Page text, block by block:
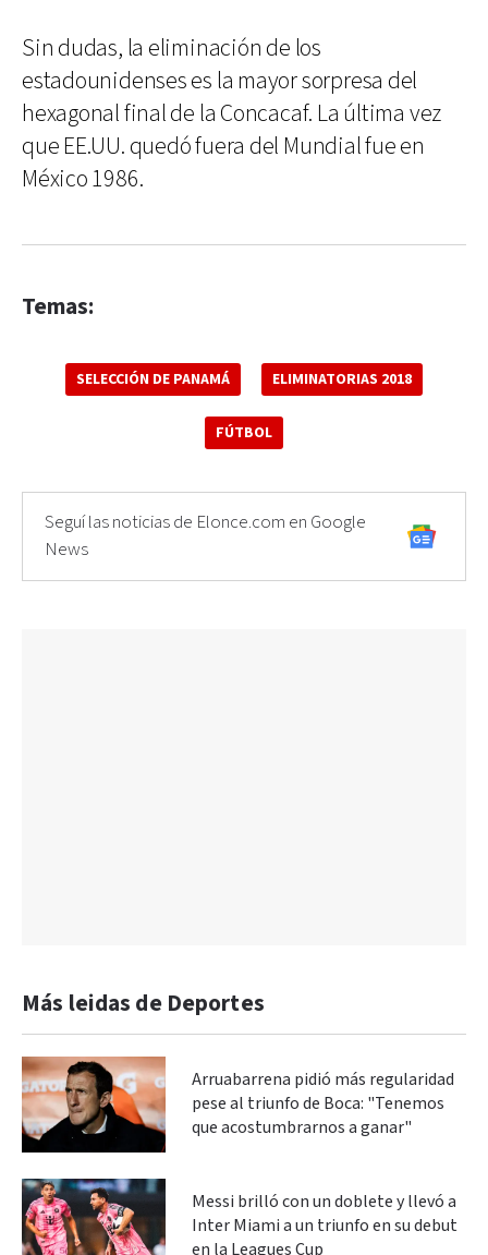
Sin dudas, la eliminación de los
estadounidenses es la mayor sorpresa del
hexagonal final de la Concacaf. La última vez
que EE.UU. quedó fuera del Mundial fue en
México 1986.
Temas:
SELECCIÓN DE PANAMÁ ELIMINATORIAS 2018
FÚTBOL
Seguí las noticias de Elonce.com en Google
News
Más leidas de Deportes
Arruabarrena pidió más regularidad
pese al triunfo de Boca: "Tenemos
que acostumbrarnos a ganar"
Messi brilló con un doblete y llevó a
Inter Miami a un triunfo en su debut
en la Leagues Cup